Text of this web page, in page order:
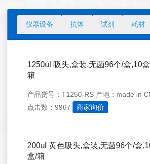
仪器设备 抗体 试剂 耗材
1250ul 吸头,盒装,无菌96个/盒,10
箱
产品货号：T1250-RS 产地：made in
点击数：9967
商家询价
200ul 黄色吸头,盒装,无菌96个/盒
盒/箱